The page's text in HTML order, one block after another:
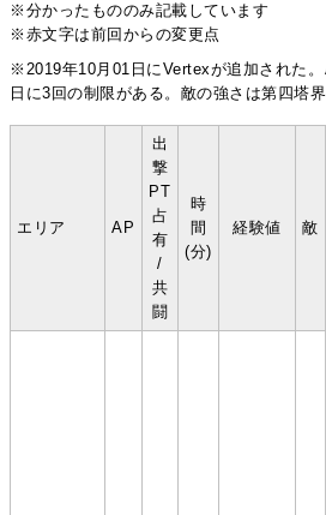
※分かったもののみ記載しています
※赤文字は前回からの変更点
※2019年10月01日にVertexが追加された
日に3回の制限がある。敵の強さは第四塔
エリア AP
出
撃
PT
占
有
/
共
闘
時
間
(分)
経験値 敵